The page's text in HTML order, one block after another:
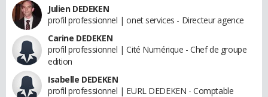
Julien DEDEKEN
profil professionnel | onet services - Directeur agence
Carine DEDEKEN
profil professionnel | Cité Numérique - Chef de groupe
edition
Isabelle DEDEKEN
profil professionnel | EURL DEDEKEN - Comptable